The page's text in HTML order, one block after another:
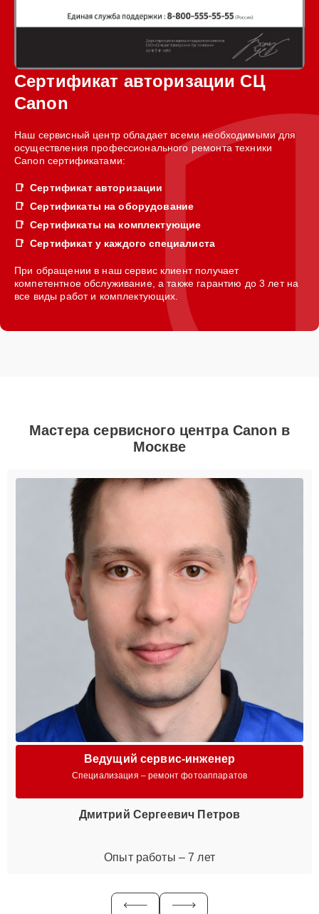
Сертификат авторизации СЦ
Canon
Наш сервисный центр обладает всеми необходимыми для
осуществления профессионального ремонта техники
Canon сертификатами:
Сертификат авторизации
Сертификаты на оборудование
Сертификаты на комплектующие
Сертификат у каждого специалиста
При обращении в наш сервис клиент получает
компетентное обслуживание, а также гарантию до 3 лет на
все виды работ и комплектующих.
Мастера сервисного центра Canon в
Москве
Ведущий сервис-инженер
Специализация – ремонт фотоаппаратов
Дмитрий Сергеевич Петров
Опыт работы – 7 лет